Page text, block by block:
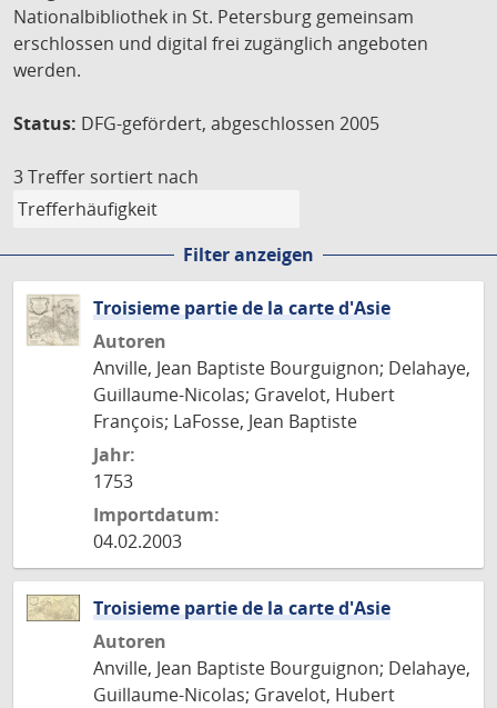
Nationalbibliothek in St. Petersburg gemeinsam
erschlossen und digital frei zugänglich angeboten
werden.
Status: DFG-gefördert, abgeschlossen 2005
3 Treffer sortiert nach
Filter anzeigen
Troisieme partie de la carte d'Asie
Autoren
Anville, Jean Baptiste Bourguignon; Delahaye,
Guillaume-Nicolas; Gravelot, Hubert
François; LaFosse, Jean Baptiste
Jahr:
1753
Importdatum:
04.02.2003
Troisieme partie de la carte d'Asie
Autoren
Anville, Jean Baptiste Bourguignon; Delahaye,
Guillaume-Nicolas; Gravelot, Hubert